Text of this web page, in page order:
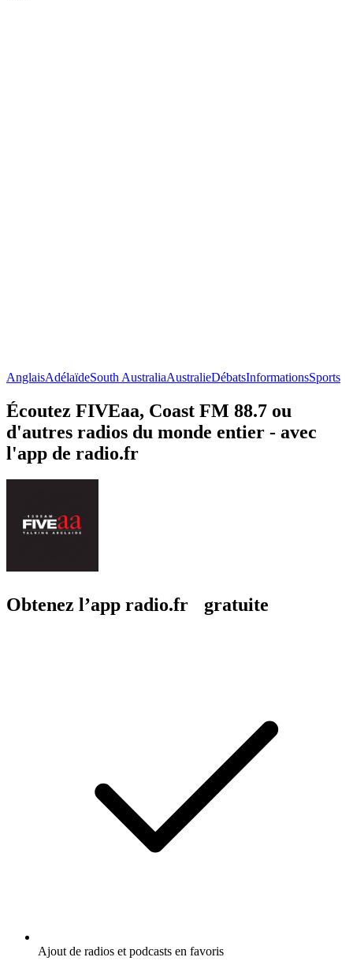
AnglaisAdélaïdeSouth AustraliaAustralieDébatsInformationsSports
Écoutez FIVEaa, Coast FM 88.7 ou
d'autres radios du monde entier - avec
l'app de radio.fr
Obtenez l’app radio.fr gratuite
Ajout de radios et podcasts en favoris